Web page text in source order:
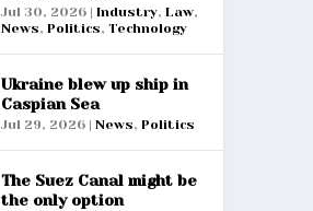
Jul 30, 2026| Industry, Law,
News, Politics, Technology
Ukraine blew up ship in
Caspian Sea
Jul 29, 2026| News, Politics
The Suez Canal might be
the only option